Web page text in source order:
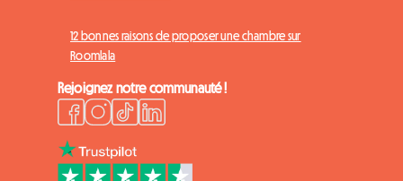
12 bonnes raisons de proposer une chambre sur
Roomlala
Rejoignez notre communauté !